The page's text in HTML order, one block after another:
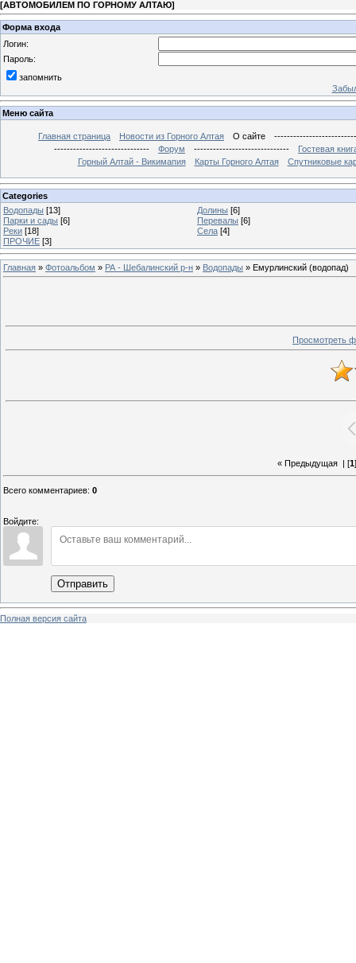
[АВТОМОБИЛЕМ ПО ГОРНОМУ АЛТАЮ]
Форма входа
Логин:
Пароль:
запомнить
Меню сайта
Главная страница Новости из Горного Алтая О сайте
------------------------------
Форум ------------------------------
Гостевая
Горный Алтай - Викимапия
Карты Горного Алтая Спутниковые
Categories
Водопады [13] Долины [6]
Парки и сады [6] Перевалы [6]
Реки [18] Села [4]
ПРОЧИЕ [3]
Главная » Фотоальбом » РА - Шебалинский р-н » Водопады » Емурлинский (водопад)
Просмотреть
« Предыдущая| [1
Всего комментариев: 0
Войдите:
Отправить
Полная версия сайта